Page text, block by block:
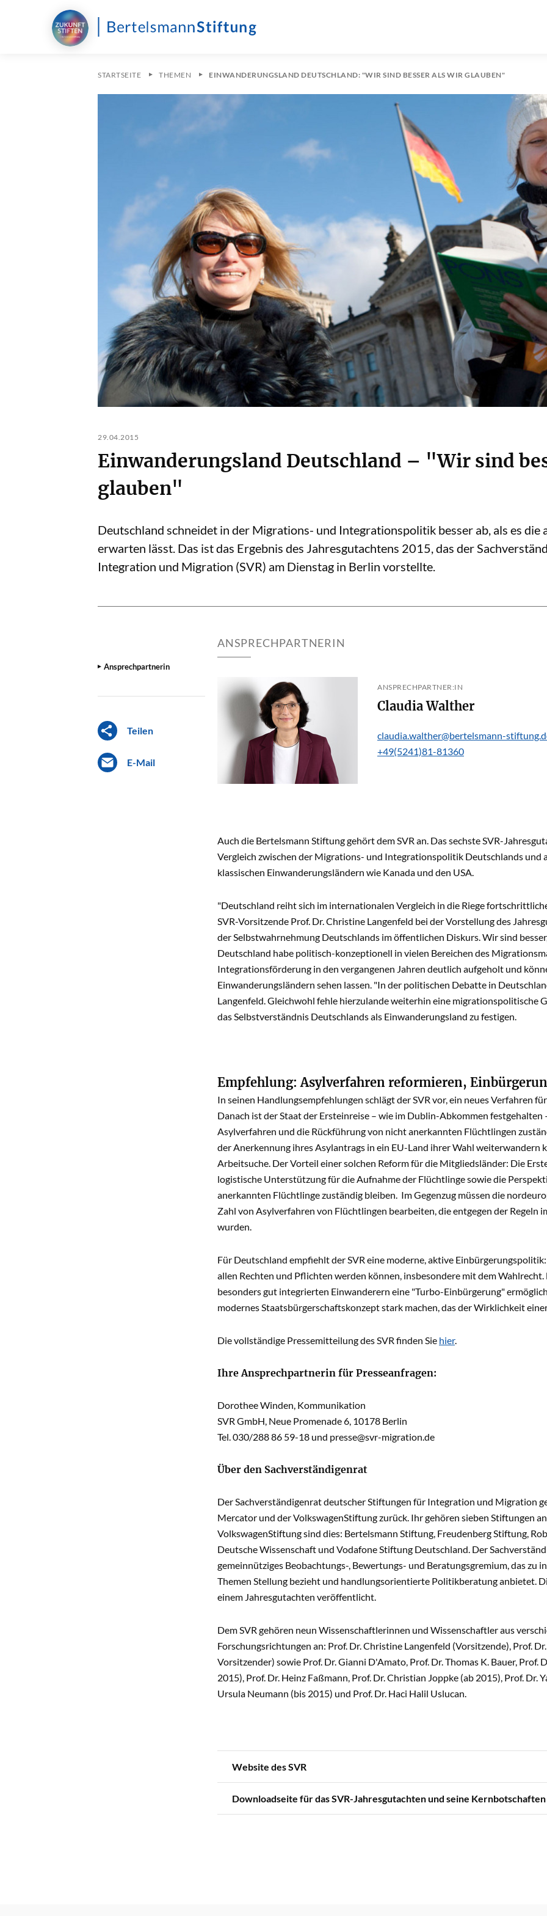
STARTSEITE THEMEN EINWANDERUNGSLAND DEUTSCHLAND: "WIR SIND BESSER ALS WIR GLAUBEN"
29.04.2015
Einwanderungsland Deutschland – "Wir sind
glauben"
Deutschland schneidet in der Migrations- und Integrationspolitik besser ab, als es
erwarten lässt. Das ist das Ergebnis des Jahresgutachtens 2015, das der
Integration und Migration (SVR) am Dienstag in Berlin vorstellte.
Ansprechpartnerin
Teilen
E-Mail
ANSPRECHPARTNERIN
ANSPRECHPARTNER:IN
Claudia Walther
claudia.walther@bertelsmann-
+49(5241)81-81360
Auch die Bertelsmann Stiftung gehört dem SVR an. Das sechste SVR-
Vergleich zwischen der Migrations- und Integrationspolitik Deutschlands und
klassischen Einwanderungsländern wie Kanada und den USA.
"Deutschland reiht sich im internationalen Vergleich in die Riege
SVR-Vorsitzende Prof. Dr. Christine Langenfeld bei der Vorstellung des
der Selbstwahrnehmung Deutschlands im öffentlichen Diskurs. Wir sind
Deutschland habe politisch-konzeptionell in vielen Bereichen des
Integrationsförderung in den vergangenen Jahren deutlich aufgeholt und
Einwanderungsländern sehen lassen. "In der politischen Debatte in
Langenfeld. Gleichwohl fehle hierzulande weiterhin eine migrationspolitische
das Selbstverständnis Deutschlands als Einwanderungsland zu festigen.
Empfehlung: Asylverfahren reformieren,
In seinen Handlungsempfehlungen schlägt der SVR vor, ein neues Verfahren
Danach ist der Staat der Ersteinreise – wie im Dublin-Abkommen
Asylverfahren und die Rückführung von nicht anerkannten Flüchtlingen
der Anerkennung ihres Asylantrags in ein EU-Land ihrer Wahl weiterwandern
Arbeitsuche. Der Vorteil einer solchen Reform für die Mitgliedsländer: Die
logistische Unterstützung für die Aufnahme der Flüchtlinge sowie die
anerkannten Flüchtlinge zuständig bleiben. Im Gegenzug müssen die
Zahl von Asylverfahren von Flüchtlingen bearbeiten, die entgegen der Regeln
wurden.
Für Deutschland empfiehlt der SVR eine moderne, aktive
allen Rechten und Pflichten werden können, insbesondere mit dem
besonders gut integrierten Einwanderern eine "Turbo-Einbürgerung"
modernes Staatsbürgerschaftskonzept stark machen, das der Wirklichkeit
Die vollständige Pressemitteilung des SVR finden Sie hier.
Ihre Ansprechpartnerin für Presseanfragen:
Dorothee Winden, Kommunikation
SVR GmbH, Neue Promenade 6, 10178 Berlin
Tel. 030/288 86 59-18 und presse@svr-migration.de
Über den Sachverständigenrat
Der Sachverständigenrat deutscher Stiftungen für Integration und Migration
Mercator und der VolkswagenStiftung zurück. Ihr gehören sieben Stiftungen
VolkswagenStiftung sind dies: Bertelsmann Stiftung, Freudenberg Stiftung,
Deutsche Wissenschaft und Vodafone Stiftung Deutschland. Der
gemeinnütziges Beobachtungs-, Bewertungs- und Beratungsgremium, das
Themen Stellung bezieht und handlungsorientierte Politikberatung anbietet.
einem Jahresgutachten veröffentlicht.
Dem SVR gehören neun Wissenschaftlerinnen und Wissenschaftler aus
Forschungsrichtungen an: Prof. Dr. Christine Langenfeld (Vorsitzende), Prof.
Vorsitzender) sowie Prof. Dr. Gianni D'Amato, Prof. Dr. Thomas K. Bauer, Prof.
2015), Prof. Dr. Heinz Faßmann, Prof. Dr. Christian Joppke (ab 2015), Prof. Dr.
Ursula Neumann (bis 2015) und Prof. Dr. Haci Halil Uslucan.
Website des SVR
Downloadseite für das SVR-Jahresgutachten und seine Kernbotschaften